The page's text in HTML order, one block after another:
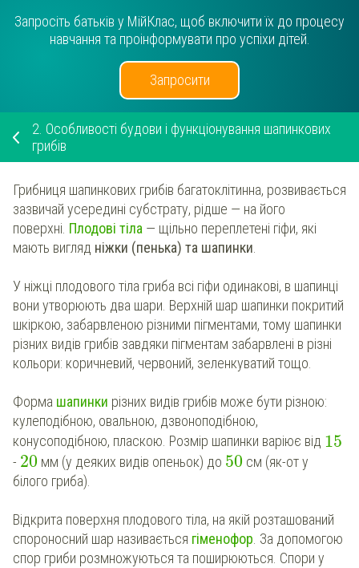
Запросіть батьків у МійКлас, щоб включити їх до процесу
навчання та проінформувати про успіхи дітей.
Запросити
2. Особливості будови і функціонування шапинкових
грибів
Грибниця шапинкових грибів багатоклітинна, розвивається
зазвичай усередині субстрату, рідше — на його
поверхні. Плодові тіла — щільно переплетені гіфи, які
мають вигляд ніжки (пенька) та шапинки.
У ніжці плодового тіла гриба всі гіфи одинакові, в шапинці
вони утворюють два шари. Верхній шар шапинки покритий
шкіркою, забарвленою різними пігментами, тому шапинки
різних видів грибів завдяки пігментам забарвлені в різні
кольори: коричневий, червоний, зеленкуватий тощо.
Форма шапинки різних видів грибів може бути різною:
кулеподібною, овальною, дзвоноподібною,
конусоподібною, пласкою. Розмір шапинки варіює від 15
- 20 мм (у деяких видів опеньок) до 50 см (як-от у
білого гриба).
Відкрита поверхня плодового тіла, на якій розташований
спороносний шар називається гіменофор. За допомогою
спор гриби розмножуються та поширюються. Спори у